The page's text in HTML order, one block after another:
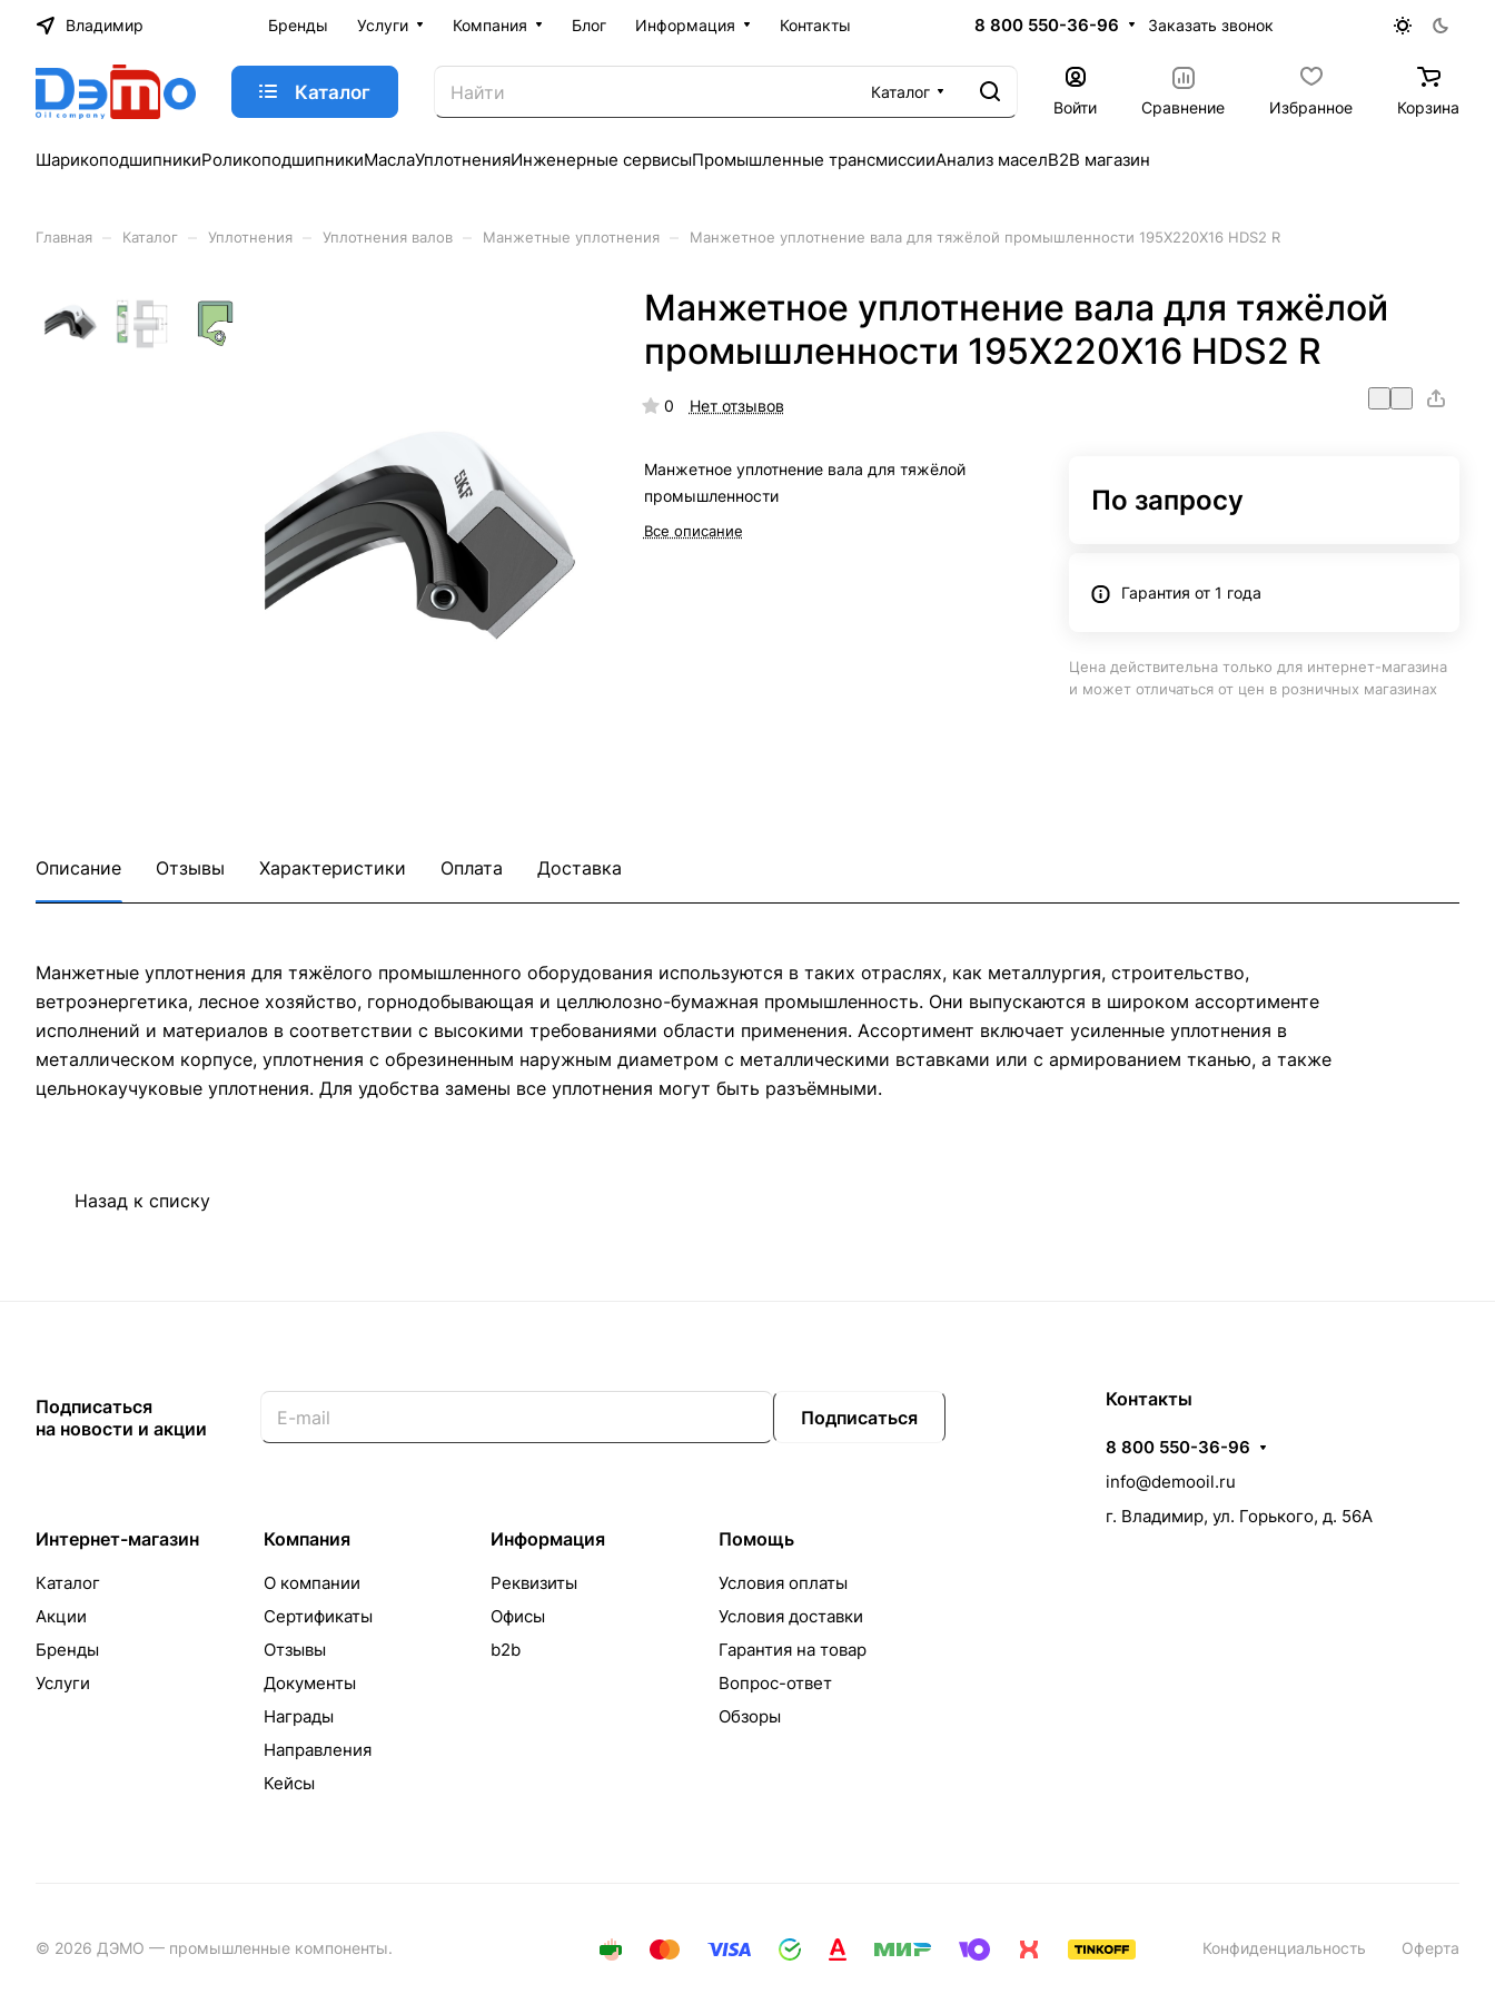
Владимир Бренды Услуги Компания Блог Информация Контакты 8 800 550-36-96 Заказать звонок
Каталог
Каталог
Войти
Сравнение Избранное Корзина
ШарикоподшипникиРоликоподшипникиМаслаУплотненияИнженерные сервисыПромышленные трансмиссииАнализ маселB2B магазин
Главная Каталог Уплотнения Уплотнения валов Манжетные уплотнения Манжетное уплотнение вала для тяжёлой промышленности 195X220X16 HDS2 R
Манжетное уплотнение вала для тяжёлой
промышленности 195X220X16 HDS2 R
0 Нет отзывов
Манжетное уплотнение вала для тяжёлой
промышленности
Все описание
По запросу
Гарантия от 1 года
Цена действительна только для интернет-магазина
и может отличаться от цен в розничных магазинах
Описание Отзывы Характеристики Оплата Доставка
Манжетные уплотнения для тяжёлого промышленного оборудования используются в таких отраслях, как металлургия, строительство,
ветроэнергетика, лесное хозяйство, горнодобывающая и целлюлозно-бумажная промышленность. Они выпускаются в широком ассортименте
исполнений и материалов в соответствии с высокими требованиями области применения. Ассортимент включает усиленные уплотнения в
металлическом корпусе, уплотнения с обрезиненным наружным диаметром с металлическими вставками или с армированием тканью, а также
цельнокаучуковые уплотнения. Для удобства замены все уплотнения могут быть разъёмными.
Назад к списку
Подписаться
на новости и акции
Подписаться
Интернет-магазин
Каталог
Акции
Бренды
Услуги
Компания
О компании
Сертификаты
Отзывы
Документы
Награды
Направления
Кейсы
Информация
Реквизиты
Офисы
b2b
Помощь
Условия оплаты
Условия доставки
Гарантия на товар
Вопрос-ответ
Обзоры
Контакты
8 800 550-36-96
info@demooil.ru
г. Владимир, ул. Горького, д. 56А
© 2026 ДЭМО — промышленные компоненты. Конфиденциальность Оферта